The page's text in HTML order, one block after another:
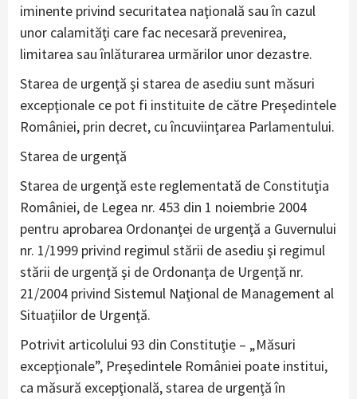
iminente privind securitatea naţională sau în cazul
unor calamităţi care fac necesară prevenirea,
limitarea sau înlăturarea urmărilor unor dezastre.
Starea de urgenţă şi starea de asediu sunt măsuri
excepţionale ce pot fi instituite de către Preşedintele
României, prin decret, cu încuviinţarea Parlamentului.
Starea de urgenţă
Starea de urgenţă este reglementată de Constituţia
României, de Legea nr. 453 din 1 noiembrie 2004
pentru aprobarea Ordonanţei de urgenţă a Guvernului
nr. 1/1999 privind regimul stării de asediu şi regimul
stării de urgenţă şi de Ordonanţa de Urgenţă nr.
21/2004 privind Sistemul Naţional de Management al
Situaţiilor de Urgenţă.
Potrivit articolului 93 din Constituţie – „Măsuri
excepţionale”, Preşedintele României poate institui,
ca măsură excepţională, starea de urgenţă în